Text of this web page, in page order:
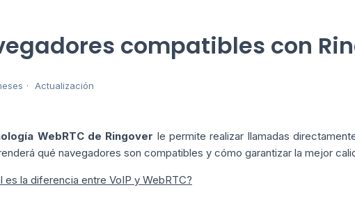
compatibles con
Actualización
WebRTC de Ringover le permite realizar llamadas
qué navegadores son compatibles y cómo garantizar la mejor
es la diferencia entre VoIP y WebRTC?